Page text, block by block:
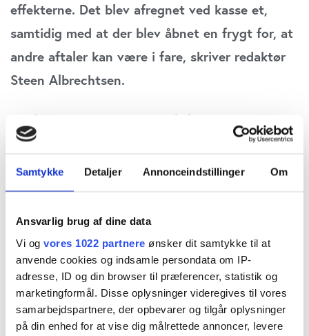
Samtykke Detaljer Annonceindstillinger Om
Ansvarlig brug af dine data
Vi og vores 1022 partnere ønsker dit samtykke til at
anvende cookies og indsamle persondata om IP-
adresse, ID og din browser til præferencer, statistik og
marketingformål. Disse oplysninger videregives til vores
samarbejdspartnere, der opbevarer og tilgår oplysninger
på din enhed for at vise dig målrettede annoncer, levere
effekterne. Det blev afregnet ved kasse et,
samtidig med at der blev åbnet en frygt for, at
andre aftaler kan være i fare, skriver redaktør
Steen Albrechtsen.
Det kom som en stor overraskelse, at PepsiCo
lavede partnerbytte mellem Carlsberg og
Unibrew i denne uge for aftalen dækkende
Danmark, Finland og Baltikum med udgangen af
2028. Det er stadig ukendt, hvilke drivere og
motiver, der reelt har ligget bag. Det er en
kompleks situation, hvor Carlsbergs aftale med
Coca-Cola kan have spillet en rolle.
Det ved vi ikke på nuværende tidspunkt, men